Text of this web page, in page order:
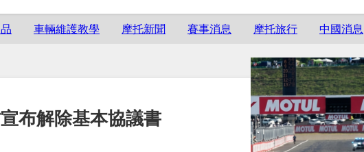
車輛維護教學 摩托新聞 賽事消息 摩托旅行 中國消息
布解除基本協議書